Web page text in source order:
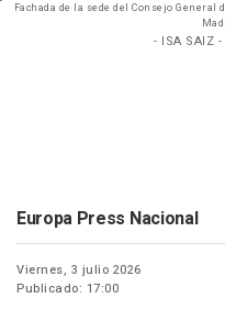
Fachada de la sede del Consejo General
- ISA SAIZ -
Europa Press Nacional
Viernes, 3 julio 2026
Publicado: 17:00